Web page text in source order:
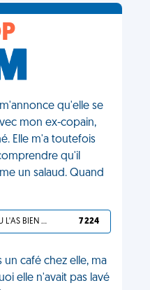
qu'elle se
mon ex-copain,
Elle m'a toutefois
qu'il
un salaud. Quand
TU L'AS BIEN MÉRITÉ 7 224
un café chez elle, ma
elle n'avait pas lavé